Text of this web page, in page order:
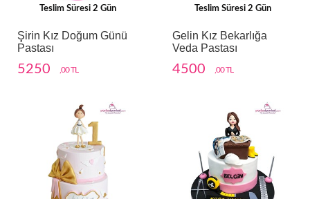
Teslim Süresi 2 Gün
Şirin Kız Doğum Günü
Pastası
5250 ,00 TL
Teslim Süresi 2 Gün
Gelin Kız Bekarlığa
Veda Pastası
4500 ,00 TL